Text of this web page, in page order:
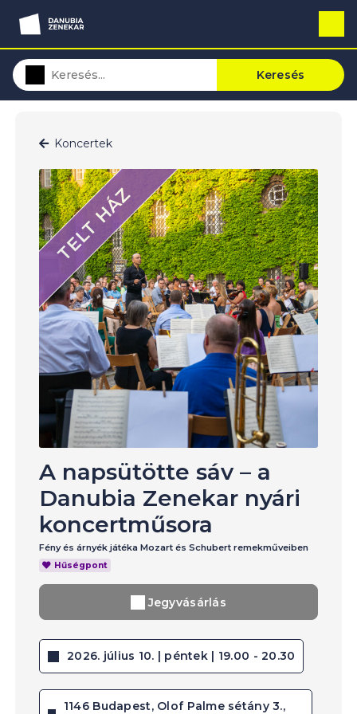
Keresés
Koncertek
TELT HÁZ
A napsütötte sáv – a
Danubia Zenekar nyári
koncertműsora
Fény és árnyék játéka Mozart és Schubert remekműveiben
Hűségpont
Jegyvásárlás
2026. július 10. | péntek | 19.00 - 20.30
1146 Budapest, Olof Palme sétány 3.,